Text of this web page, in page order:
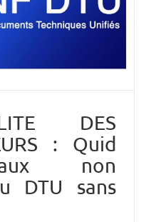
DES
: Quid
non
DTU sans